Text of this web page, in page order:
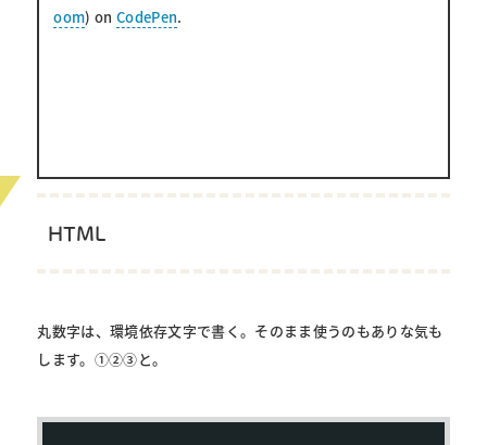
oom) onCodePen.
HTML
丸数字は、環境依存文字で書く。そのまま使うのもありな気も
します。①②③と。